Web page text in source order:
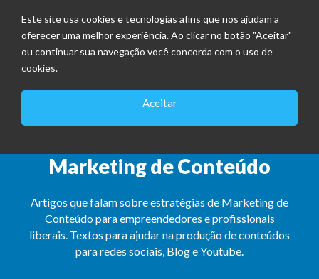
Este site usa cookies e tecnologias afins que nos ajudam a
oferecer uma melhor experiência. Ao clicar no botão "Aceitar"
ou continuar sua navegação você concorda com o uso de
cookies.
Aceitar
Marketing de Conteúdo
Artigos que falam sobre estratégias de Marketing de
Conteúdo para empreendedores e profissionais
liberais. Textos para ajudar na produção de conteúdos
para redes sociais, Blog e Youtube.